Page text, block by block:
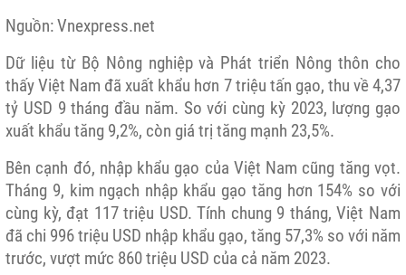
Nguồn: Vnexpress.net
Dữ liệu từ Bộ Nông nghiệp và Phát triển Nông thôn cho
thấy Việt Nam đã xuất khẩu hơn 7 triệu tấn gạo, thu về 4,37
tỷ USD 9 tháng đầu năm. So với cùng kỳ 2023, lượng gạo
xuất khẩu tăng 9,2%, còn giá trị tăng mạnh 23,5%.
Bên cạnh đó, nhập khẩu gạo của Việt Nam cũng tăng vọt.
Tháng 9, kim ngạch nhập khẩu gạo tăng hơn 154% so với
cùng kỳ, đạt 117 triệu USD. Tính chung 9 tháng, Việt Nam
đã chi 996 triệu USD nhập khẩu gạo, tăng 57,3% so với năm
trước, vượt mức 860 triệu USD của cả năm 2023.